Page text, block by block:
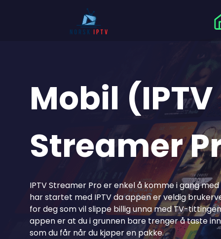
Mobil (IPTV
Streamer
IPTV Streamer Pro er enkel å komme i gang
har startet med IPTV da appen er veldig
for deg som vil slippe billig unna med TV-
appen er at du i grunnen bare trenger å taste
som du får når du kjøper en pakke.